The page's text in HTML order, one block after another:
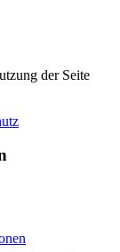
der Seite